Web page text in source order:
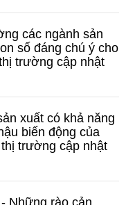
các ngành sản
số đáng chú ý cho
trường cập nhật
xuất có khả năng
biến động của
trường cập nhật